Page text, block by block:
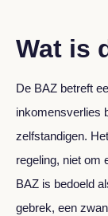
Wat is
De BAZ betreft
inkomensverlies
zelfstandigen.
regeling, niet om
BAZ is bedoeld
gebrek, een